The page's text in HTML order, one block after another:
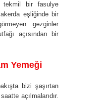
tekmil bir fasulye
eşliğinde bir
gezginler
açısından bir
Yemeği
bizi şaşırtan
açılmalarıdır.